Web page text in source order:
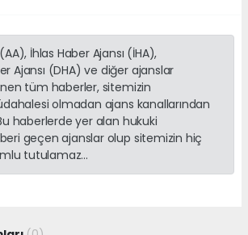
İhlas Haber Ajansı (İHA),
Ajansı (DHA) ve diğer ajanslar
tüm haberler, sitemizin
olmadan ajans kanallarından
haberlerde yer alan hukuki
geçen ajanslar olup sitemizin hiç
tutulamaz...